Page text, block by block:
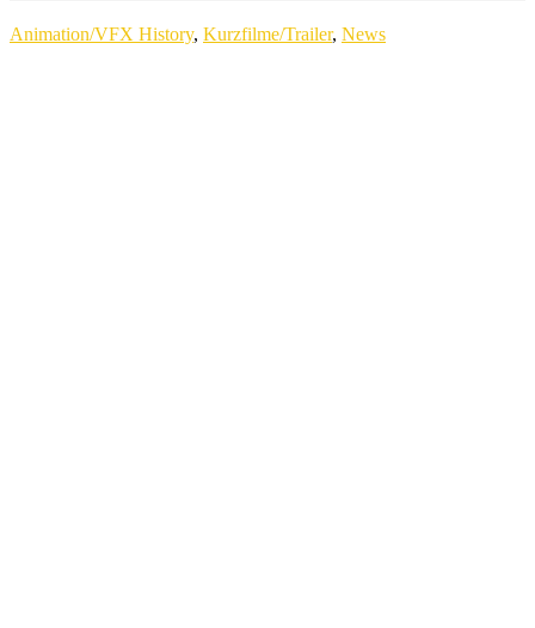
Animation/VFX History, Kurzfilme/Trailer, News